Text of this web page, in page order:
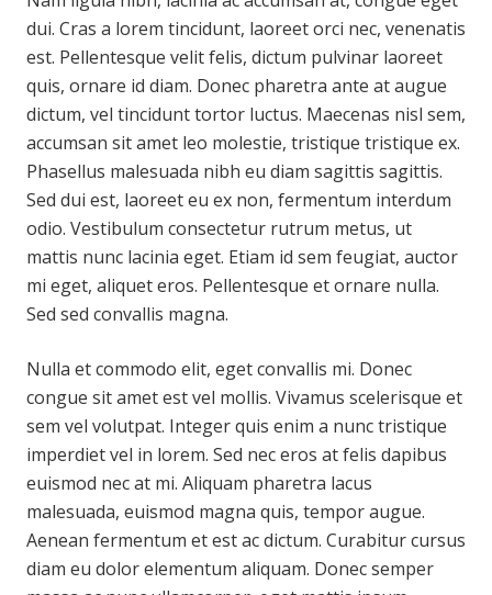
dui. Cras a lorem tincidunt, laoreet orci nec, venenatis
est. Pellentesque velit felis, dictum pulvinar laoreet
quis, ornare id diam. Donec pharetra ante at augue
dictum, vel tincidunt tortor luctus. Maecenas nisl sem,
accumsan sit amet leo molestie, tristique tristique ex.
Phasellus malesuada nibh eu diam sagittis sagittis.
Sed dui est, laoreet eu ex non, fermentum interdum
odio. Vestibulum consectetur rutrum metus, ut
mattis nunc lacinia eget. Etiam id sem feugiat, auctor
mi eget, aliquet eros. Pellentesque et ornare nulla.
Sed sed convallis magna.
Nulla et commodo elit, eget convallis mi. Donec
congue sit amet est vel mollis. Vivamus scelerisque et
sem vel volutpat. Integer quis enim a nunc tristique
imperdiet vel in lorem. Sed nec eros at felis dapibus
euismod nec at mi. Aliquam pharetra lacus
malesuada, euismod magna quis, tempor augue.
Aenean fermentum et est ac dictum. Curabitur cursus
diam eu dolor elementum aliquam. Donec semper